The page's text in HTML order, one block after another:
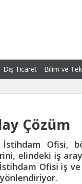
Dış Ticaret Bilim ve
Çözüm
İstihdam Ofisi,
elindeki iş
Ofisi iş